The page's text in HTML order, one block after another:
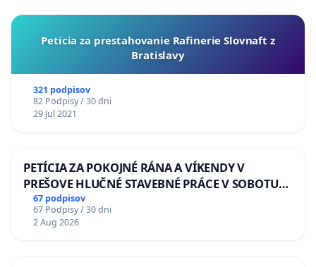
Peticia za prestahovanie Rafinerie Slovnaft z
Bratislavy
321 podpisov
82 Podpisy / 30 dni
29 Jul 2021
PETÍCIA ZA POKOJNÉ RÁNA A VÍKENDY V
PREŠOVE HLUČNÉ STAVEBNÉ PRÁCE V SOBOTU
LEN OD 9.00 DO 13.00 HOD., CEZ PRACOVNÝ
TÝŽDEŇ CIEĽ 8.00 – 18.00 HOD. A PRAVIDELNÁ
KONTROLA STAVBY C-AREA NA
67 podpisov
67 Podpisy / 30 dni
2 Aug 2026